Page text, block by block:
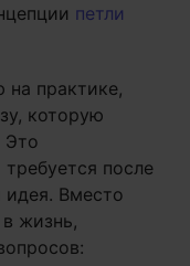
петли
практике,
которую
Это
после
идея. Вместо
жизнь,